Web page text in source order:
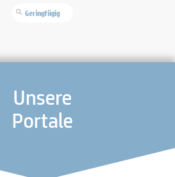
Geringfügig
Unsere
Portale